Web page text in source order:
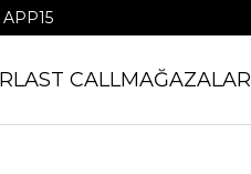
LAST CALLMAĞAZALAR